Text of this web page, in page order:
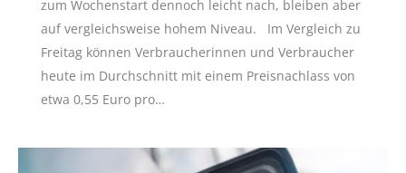
zum Wochenstart dennoch leicht nach, bleiben aber
auf vergleichsweise hohem Niveau. Im Vergleich zu
Freitag können Verbraucherinnen und Verbraucher
heute im Durchschnitt mit einem Preisnachlass von
etwa 0,55 Euro pro…